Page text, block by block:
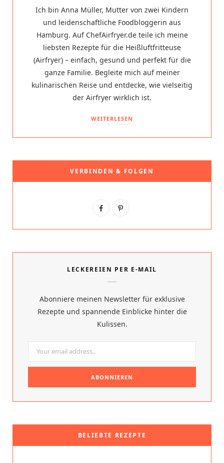
Ich bin Anna Müller, Mutter von zwei Kindern
und leidenschaftliche Foodbloggerin aus
Hamburg. Auf ChefAirfryer.de teile ich meine
liebsten Rezepte für die Heißluftfritteuse
(Airfryer) – einfach, gesund und perfekt für die
ganze Familie. Begleite mich auf meiner
kulinarischen Reise und entdecke, wie vielseitig
der Airfryer wirklich ist.
WEITERLESEN
VERBINDEN & FOLGEN
F
o
k
P
e
s
t
LECKEREIEN PER E-MAIL
Abonniere meinen Newsletter für exklusive
Rezepte und spannende Einblicke hinter die
Kulissen.
BELIEBTE REZEPTE